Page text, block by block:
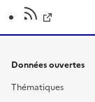
Données ouvertes
Thématiques